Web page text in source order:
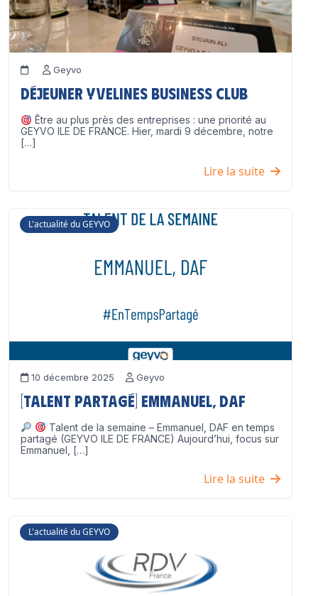
Geyvo
Déjeuner Yvelines Business Club
Être au plus près des entreprises : une priorité au
GEYVO ILE DE FRANCE. Hier, mardi 9 décembre, notre
[…]
Lire la suite
L'actualité du GEYVO
10 décembre 2025 Geyvo
[Talent partagé] Emmanuel, DAF
Talent de la semaine – Emmanuel, DAF en temps
partagé (GEYVO ILE DE FRANCE) Aujourd’hui, focus sur
Emmanuel, […]
Lire la suite
L'actualité du GEYVO